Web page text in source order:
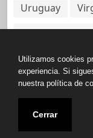
Uruguay
Virgin Islands,
Base de
Utilizamos cookies
experiencia. Si
nuestra política de
Cerrar